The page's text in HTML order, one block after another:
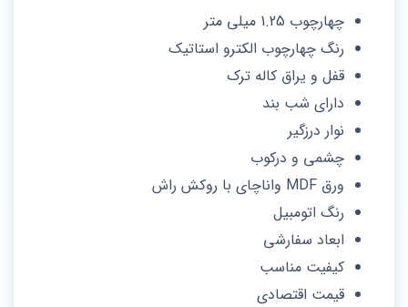
چهارچوب 1.25 میلی متر
رنگ چهارچوب الکترو استاتیک
قفل و یراق کاله ترک
دارای شب بند
نوار درزگیر
چشمی و درکوب
ورق MDF واناچای با روکش راش
رنگ اتومبیل
ابعاد سفارشی
کیفیت مناسب
قیمت اقتصادی